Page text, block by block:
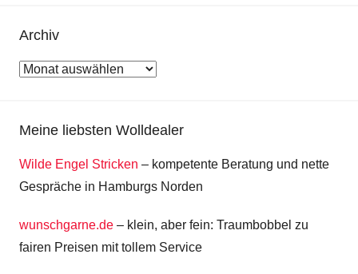
Archiv
Archiv
Meine liebsten Wolldealer
Wilde Engel Stricken – kompetente Beratung und nette
Gespräche in Hamburgs Norden
wunschgarne.de – klein, aber fein: Traumbobbel zu
fairen Preisen mit tollem Service